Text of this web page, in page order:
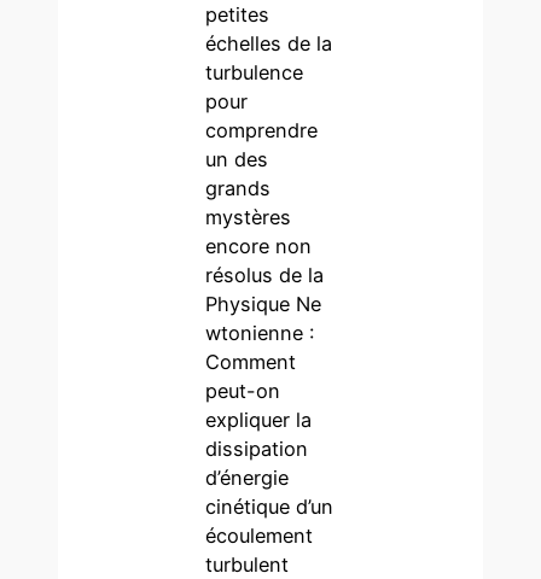
petites
échelles de la
turbulence
pour
comprendre
un des
grands
mystères
encore non
résolus de la
Physique Ne
wtonienne :
Comment
peut-on
expliquer la
dissipation
d’énergie
cinétique d’un
écoulement
turbulent